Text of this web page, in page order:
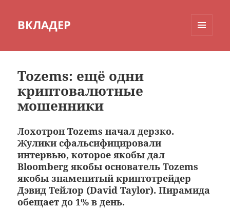
ВКЛАДЕР
Tozems: ещё одни
криптовалютные
мошенники
Лохотрон Tozems начал дерзко.
Жулики сфальсифицировали
интервью, которое якобы дал
Bloomberg якобы основатель Tozems
якобы знаменитый криптотрейдер
Дэвид Тейлор (David Taylor). Пирамида
обещает до 1% в день.